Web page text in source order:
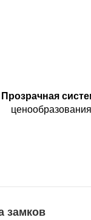
Прозрачная
ценообразования
замков